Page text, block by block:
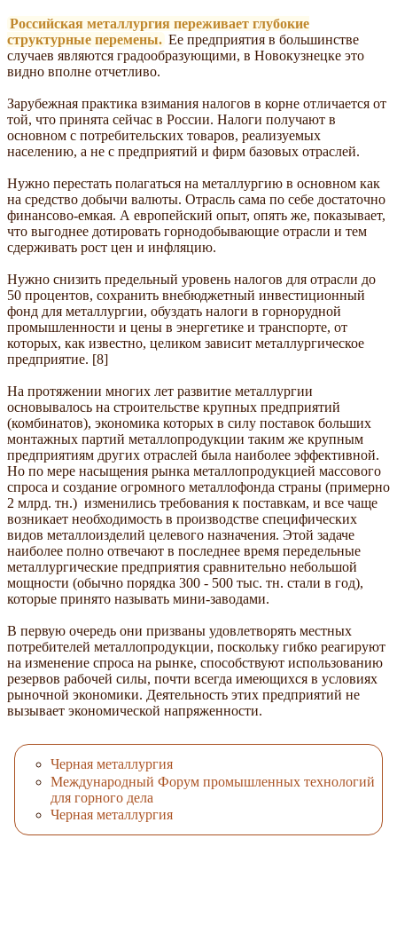
Российская металлургия переживает глубокие
структурные перемены. Ее предприятия в большинстве
случаев являются градообразующими, в Новокузнецке это
видно вполне отчетливо.
Зарубежная практика взимания налогов в корне отличается от
той, что принята сейчас в России. Налоги получают в
основном с потребительских товаров, реализуемых
населению, а не с предприятий и фирм базовых отраслей.
Нужно перестать полагаться на металлургию в основном как
на средство добычи валюты. Отрасль сама по себе достаточно
финансово-емкая. А европейский опыт, опять же, показывает,
что выгоднее дотировать горнодобывающие отрасли и тем
сдерживать рост цен и инфляцию.
Нужно снизить предельный уровень налогов для отрасли до
50 процентов, сохранить внебюджетный инвестиционный
фонд для металлургии, обуздать налоги в горнорудной
промышленности и цены в энергетике и транспорте, от
которых, как известно, целиком зависит металлургическое
предприятие. [8]
На протяжении многих лет развитие металлургии
основывалось на строительстве крупных предприятий
(комбинатов), экономика которых в силу поставок больших
монтажных партий металлопродукции таким же крупным
предприятиям других отраслей была наиболее эффективной.
Но по мере насыщения рынка металлопродукцией массового
спроса и создание огромного металлофонда страны (примерно
2 млрд. тн.) изменились требования к поставкам, и все чаще
возникает необходимость в производстве специфических
видов металлоизделий целевого назначения. Этой задаче
наиболее полно отвечают в последнее время передельные
металлургические предприятия сравнительно небольшой
мощности (обычно порядка 300 - 500 тыс. тн. стали в год),
которые принято называть мини-заводами.
В первую очередь они призваны удовлетворять местных
потребителей металлопродукции, поскольку гибко реагируют
на изменение спроса на рынке, способствуют использованию
резервов рабочей силы, почти всегда имеющихся в условиях
рыночной экономики. Деятельность этих предприятий не
вызывает экономической напряженности.
Черная металлургия
Международный Форум промышленных технологий
для горного дела
Черная металлургия